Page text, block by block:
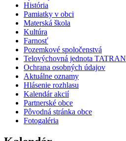
História
Pamiatky v obci
Materská škola
Kultúra
Farnosť
Pozemkové spoločenstvá
Telovýchovná jednota TATRAN
Ochrana osobných údajov
Aktuálne oznamy
Hlásenie rozhlasu
Kalendár akcií
Partnerské obce
Pôvodná stránka obce
Fotogaléria